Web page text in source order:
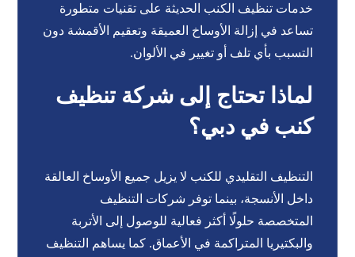
خدمات تنظيف الكنب الحديثة على تقنيات متطورة
تساعد في إزالة الأوساخ العميقة وتعقيم الأقمشة دون
التسبب بأي تلف أو تغيير في الألوان.
لماذا تحتاج إلى شركة تنظيف
كنب في دبي؟
التنظيف التقليدي للكنب لا يزيل جميع الأوساخ العالقة
داخل الأنسجة، بينما توفر شركات التنظيف
المتخصصة حلولًا أكثر فعالية للوصول إلى الأتربة
والبكتيريا المتراكمة في الأعماق. كما يساهم التنظيف